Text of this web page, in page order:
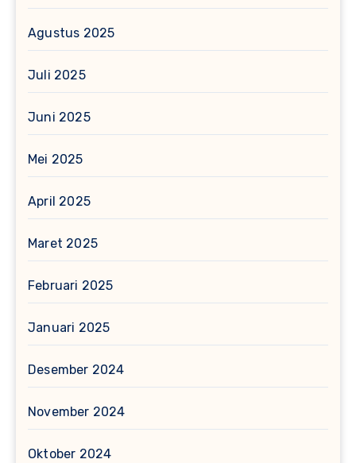
Agustus 2025
Juli 2025
Juni 2025
Mei 2025
April 2025
Maret 2025
Februari 2025
Januari 2025
Desember 2024
November 2024
Oktober 2024